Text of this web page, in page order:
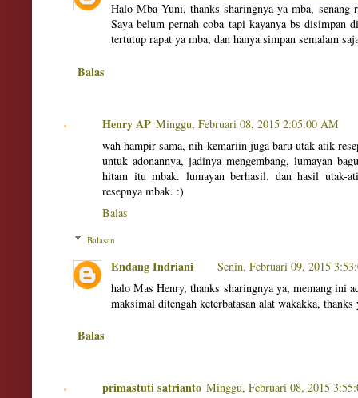
Halo Mba Yuni, thanks sharingnya ya mba, senang
Saya belum pernah coba tapi kayanya bs disimpan
tertutup rapat ya mba, dan hanya simpan semalam
Balas
Henry AP Minggu, Februari 08, 2015 2:05:00 AM
wah hampir sama, nih kemariin juga baru utak-atik
untuk adonannya, jadinya mengembang, lumayan
hitam itu mbak. lumayan berhasil. dan hasil utak-
resepnya mbak. :)
Balas
Balasan
Endang Indriani
Senin, Februari 09, 2015
halo Mas Henry, thanks sharingnya ya, memang ini
maksimal ditengah keterbatasan alat wakakka, thanks
Balas
primastuti satrianto Minggu, Februari 08, 2015